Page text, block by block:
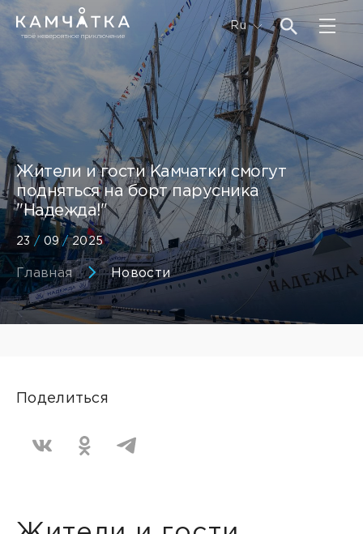
Ru
Жители и гости Камчатки смогут
подняться на борт парусника
"Надежда!"
23 / 09 /2025
Главная Новости
Поделиться